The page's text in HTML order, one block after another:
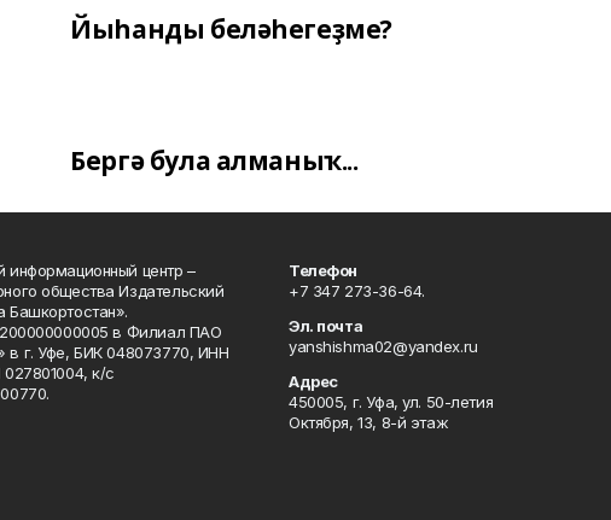
Йыһанды беләһегеҙме?
Бергә була алманыҡ...
информационный центр –
общества Издательский
Башкортостан».
в Филиал ПАО
г. Уфе, БИК 048073770, ИНН
к/с
Телефон
+7 347 273-36-64.
Эл. почта
yanshishma02@yandex.ru
Адрес
450005, г. Уфа, ул. 50-летия
Октября, 13, 8-й этаж